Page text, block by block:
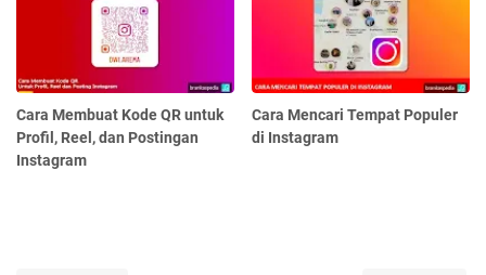
Cara Membuat Kode QR untuk
Profil, Reel, dan Postingan
Instagram
Cara Mencari Tempat Populer
di Instagram